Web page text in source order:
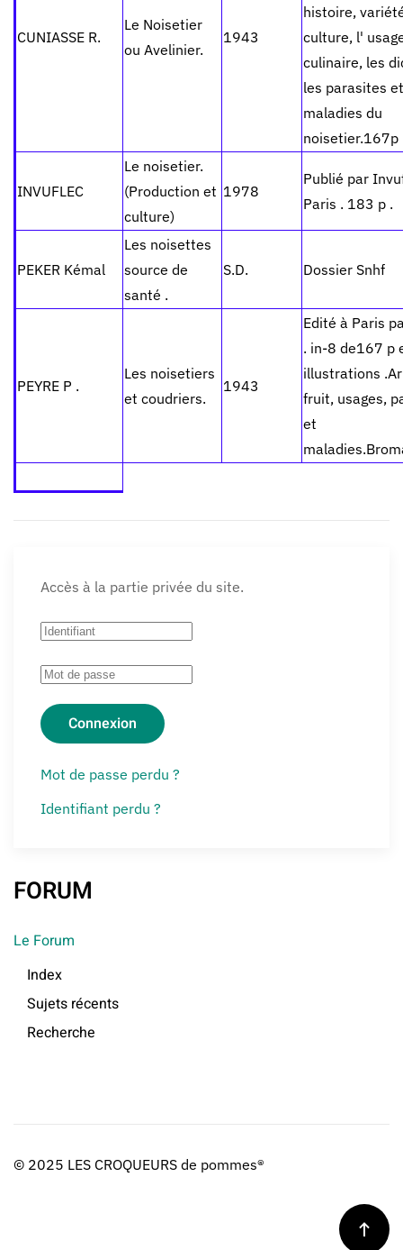
CUNIASSE R.
Le Noisetier
ou Avelinier.
1943
histoire,
culture, l'
culinaire, les
les parasites
maladies du
noisetier.167p
INVUFLEC
Le noisetier.
(Production et
culture)
1978
Publié par
Paris . 183 p .
PEKER Kémal
Les noisettes
source de
santé .
S.D. Dossier Snhf
PEYRE P .
Les noisetiers
et coudriers.
1943
Edité à Paris
. in-8 de167 p
illustrations
fruit, usages,
et
Accès à la partie privée du site.
Connexion
Mot de passe perdu ?
Identifiant perdu ?
FORUM
Le Forum
Index
Sujets récents
Recherche
© 2025 LES CROQUEURS de pommes®